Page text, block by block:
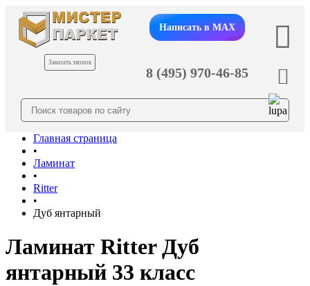
Заказать звонок
Написать в MAX
8 (495) 970-46-85
Главная страница
•
Ламинат
•
Ritter
•
Дуб янтарный
Ламинат Ritter Дуб
янтарный 33 класс